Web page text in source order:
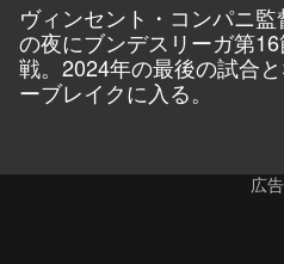
ヴィンセント・コンパニ
の夜にブンデスリーガ第
戦。2024年の最後の試合
ーブレイクに入る。